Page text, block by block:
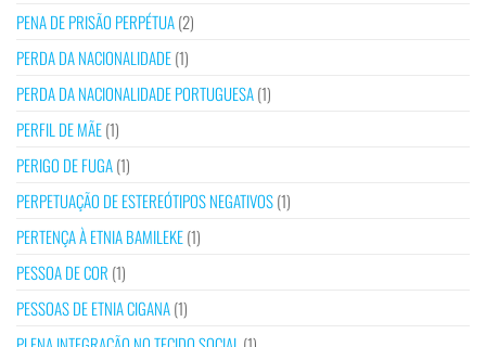
PENA DE PRISÃO PERPÉTUA(2)
PERDA DA NACIONALIDADE(1)
PERDA DA NACIONALIDADE PORTUGUESA(1)
PERFIL DE MÃE(1)
PERIGO DE FUGA(1)
PERPETUAÇÃO DE ESTEREÓTIPOS NEGATIVOS(1)
PERTENÇA À ETNIA BAMILEKE(1)
PESSOA DE COR (1)
PESSOAS DE ETNIA CIGANA(1)